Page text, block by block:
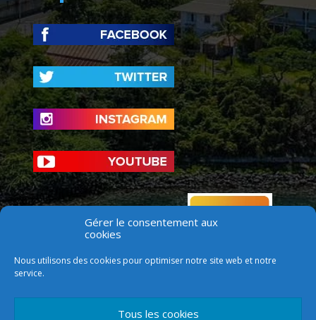
Gérer le consentement aux
cookies
Nous utilisons des cookies pour optimiser notre site web et notre
service.
Tous les cookies